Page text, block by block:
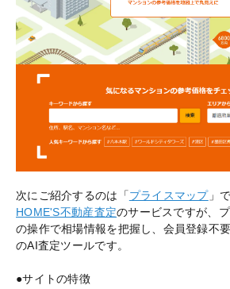
次にご紹介するのは「プライスマップ」
HOME'S不動産査定のサービスですが、
の操作で相場情報を把握し、会員登録不
のAI査定ツールです。
●サイトの特徴